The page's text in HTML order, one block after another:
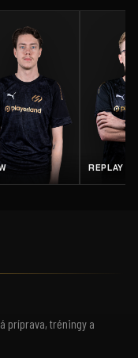
REPLAY
príprava, tréningy a